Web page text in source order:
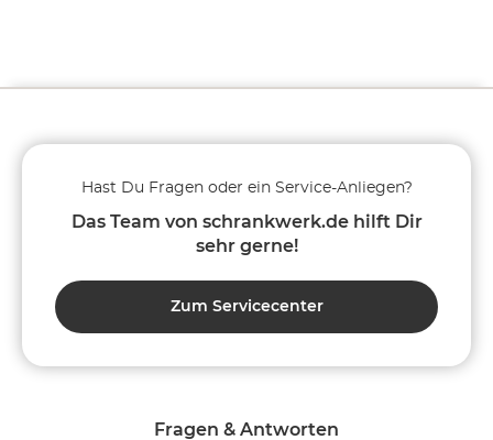
Fragen & Antworten
Hast Du Fragen oder ein Service-Anliegen?
Das Team von schrankwerk.de hilft Dir
sehr gerne!
Zum Servicecenter